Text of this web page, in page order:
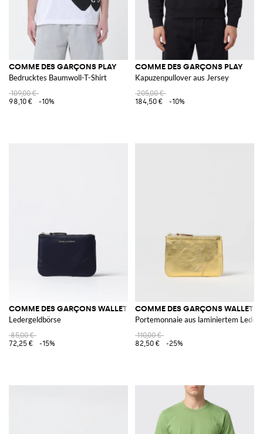
COMME DES GARÇONS PLAY
Bedrucktes Baumwoll-T-Shirt
109,00 €
98,10 €
-10%
COMME DES GARÇONS PLAY
Kapuzenpullover aus Jersey
205,00 €
184,50 €
-10%
COMME DES GARÇONS WALLET
Ledergeldbörse
85,00 €
72,25 €
-15%
COMME DES GARÇONS WALLET
Portemonnaie aus laminiertem Leder
110,00 €
82,50 €
-25%